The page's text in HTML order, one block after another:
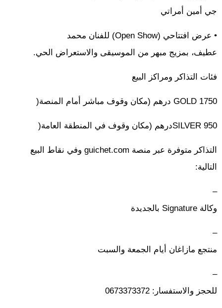
جي أمين أمراتي
• عرض افتتاحي (Open Show) للفنان محمد
عطيف، بمزيج مبهر من الموسيقى والاستعراض الحي.
فئات التذاكر ومراكز البيع
1750 GOLD درهم (مكان وقوف مباشر أمام المنصة(
950 SILVERدرهم (مكان وقوف في المنطقة العامة(
التذاكر متوفرة عبر منصة guichet.com وفي نقاط البيع
التالية:
–
وكالة Signature بالجديدة
–
منتجع مازاغان أيام الجمعة والسبت
–
للحجز والاستفسار: 0673373372